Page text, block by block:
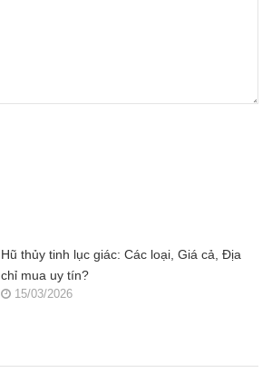
Hũ thủy tinh lục giác: Các loại, Giá cả, Địa
chỉ mua uy tín?
15/03/2026